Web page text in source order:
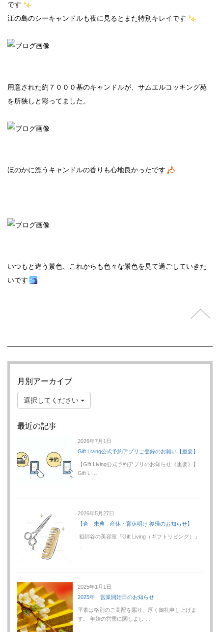
です
江の島のシーキャンドルも夜に見るとまた特別キレイです
用意された約７０００基のキャンドルが、サムエルコッキング苑
を所狭しと彩ってました。
ほのかに漂うキャンドルの香りも心地良かったです
いつもと違う景色、これからも色々な景色を見て過ごしていきた
いです
月別アーカイブ
選択してください
最近の記事
2026年7月1日
Gift Living公式予約アプリご登録のお願い【重要】
【Gift Living公式予約アプリのお知らせ《重要》】
Gift L …
2026年5月27日
【倉 未典 産休・育休明け 復帰のお知らせ】
祖師谷の美容室『Gift Living（ギフトリビング）』
2025年1月1日
2025年 営業開始日のお知らせ
平素は格別のご高配を賜り、厚く御礼申し上げま
す。 年始の営業に関しまし …